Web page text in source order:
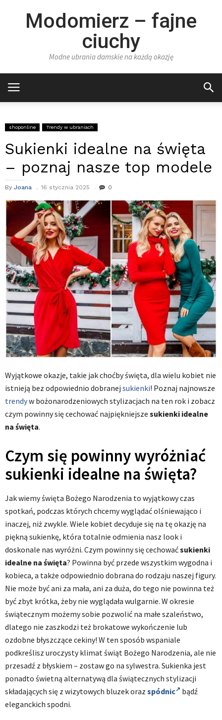
Modomierz – fajne
ciuchy
Modne ubrania damskie na każdą okazję
shoponline Trendy w ubraniach
Sukienki idealne na święta
– poznaj nasze top modele
By Joana 16 stycznia 2025 0
Wyjątkowe okazje, takie jak choćby święta, dla wielu kobiet nie
istnieją bez odpowiednio dobranej sukienki! Poznaj najnowsze
trendyw bożonarodzeniowych stylizacjach na ten rok i zobacz
czym powinny się cechować najpiękniejsze sukienki idealne
na święta.
Czym się powinny wyróżniać
sukienki idealne na święta?
Jak wiemy święta Bożego Narodzenia to wyjątkowy czas
spotkań, podczas których chcemy wyglądać olśniewająco i
inaczej, niż zwykle. Wiele kobiet decyduje się na tę okazję na
piękną sukienkę, która totalnie odmienia nasz look i
doskonale nas wyróżni. Czym powinny się cechowaćsukienki
idealne na święta? Powinna być przede wszystkim wygodna i
kobieca, a także odpowiednio dobrana do rodzaju naszej figury.
Nie może być ani za mała, ani za duża, do tego nie powinna też
być zbyt krótka, żeby nie wyglądała wulgarnie. W okresie
świątecznym możemy sobie pozwolić na małe szaleństwo,
dlatego nie zaszkodzi też brokatowe wykończenie lub
ozdobne błyszczące cekiny! W ten sposób wspaniale
podkreślisz uroczysty klimat świąt Bożego Narodzenia, ale nie
przesadź z błyskiem – zostaw go na sylwestra. Sukienka jest
ponadto świetną alternatywą dla świątecznych stylizacji
składających się z wizytowych bluzek oraz spódnic
bądź
eleganckich spodni.